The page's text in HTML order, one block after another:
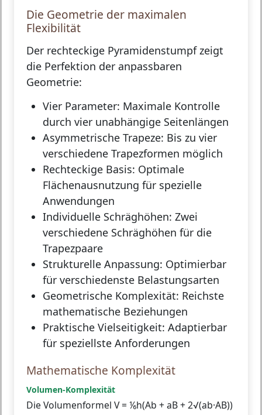
Die Geometrie der maximalen
Flexibilität
Der rechteckige Pyramidenstumpf zeigt
die Perfektion der anpassbaren
Geometrie:
Vier Parameter: Maximale Kontrolle
durch vier unabhängige Seitenlängen
Asymmetrische Trapeze: Bis zu vier
verschiedene Trapezformen möglich
Rechteckige Basis: Optimale
Flächenausnutzung für spezielle
Anwendungen
Individuelle Schräghöhen: Zwei
verschiedene Schräghöhen für die
Trapezpaare
Strukturelle Anpassung: Optimierbar
für verschiedenste Belastungsarten
Geometrische Komplexität: Reichste
mathematische Beziehungen
Praktische Vielseitigkeit: Adaptierbar
für speziellste Anforderungen
Mathematische Komplexität
Volumen-Komplexität
Die Volumenformel V = ⅙h(Ab + aB + 2√(ab·AB))